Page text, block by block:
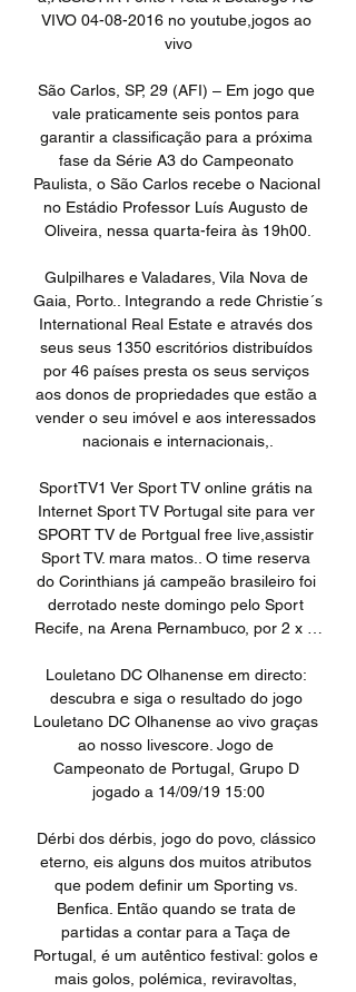
VIVO 04-08-2016 no youtube,jogos ao
vivo
São Carlos, SP, 29 (AFI) – Em jogo que
vale praticamente seis pontos para
garantir a classificação para a próxima
fase da Série A3 do Campeonato
Paulista, o São Carlos recebe o Nacional
no Estádio Professor Luís Augusto de
Oliveira, nessa quarta-feira às 19h00.
Gulpilhares e Valadares, Vila Nova de
Gaia, Porto.. Integrando a rede Christie´s
International Real Estate e através dos
seus seus 1350 escritórios distribuídos
por 46 países presta os seus serviços
aos donos de propriedades que estão a
vender o seu imóvel e aos interessados
nacionais e internacionais,.
SportTV1 Ver Sport TV online grátis na
Internet Sport TV Portugal site para ver
SPORT TV de Portgual free live,assistir
Sport TV. mara matos.. O time reserva
do Corinthians já campeão brasileiro foi
derrotado neste domingo pelo Sport
Recife, na Arena Pernambuco, por 2 x …
Louletano DC Olhanense em directo:
descubra e siga o resultado do jogo
Louletano DC Olhanense ao vivo graças
ao nosso livescore. Jogo de
Campeonato de Portugal, Grupo D
jogado a 14/09/19 15:00
Dérbi dos dérbis, jogo do povo, clássico
eterno, eis alguns dos muitos atributos
que podem definir um Sporting vs.
Benfica. Então quando se trata de
partidas a contar para a Taça de
Portugal, é um autêntico festival: golos e
mais golos, polémica, reviravoltas,